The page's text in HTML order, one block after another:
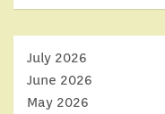
July 2026
June 2026
May 2026